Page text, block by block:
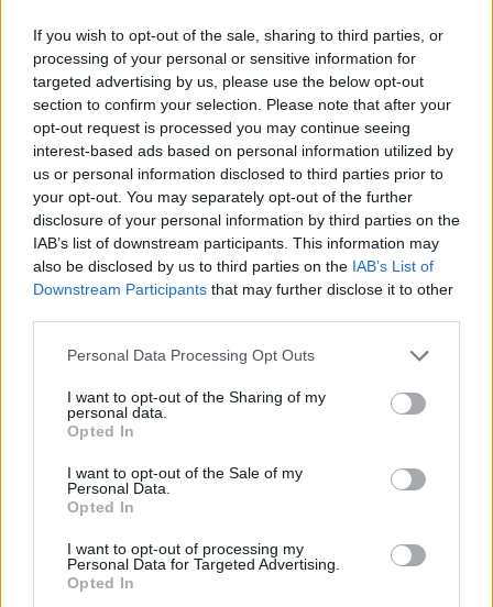
If you wish to opt-out of the sale, sharing to third parties, or
processing of your personal or sensitive information for
targeted advertising by us, please use the below opt-out
section to confirm your selection. Please note that after your
opt-out request is processed you may continue seeing
interest-based ads based on personal information utilized by
us or personal information disclosed to third parties prior to
your opt-out. You may separately opt-out of the further
disclosure of your personal information by third parties on the
IAB’s list of downstream participants. This information may
also be disclosed by us to third parties on the IAB’s List of
Downstream Participants that may further disclose it to other
Personal Data Processing Opt Outs
I want to opt-out of the Sharing of my
personal data.
Opted In
I want to opt-out of the Sale of my
Personal Data.
Opted In
I want to opt-out of processing my
Personal Data for Targeted Advertising.
Opted In
As he knelt above me with a rock in his fist
Nick Cave
On the last day I took her where the wild roses
grow,
she lay on the bank, the wind light as a thief
And I kissed her goodbye, said, ‘All beauty must die’
Μετά την κυκλοφορία του τραγουδιού η Elisa